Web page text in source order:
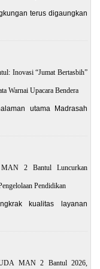
terus digaungkan
Inovasi “Jumat Bertasbih”
Warnai Upacara Bendera
utama Madrasah
2 Bantul Luncurkan
Pendidikan
kualitas layanan
MAN 2 Bantul 2026,